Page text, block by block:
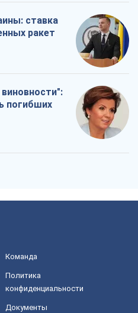
ставка
ракет
погибших
Команда
Политика
конфиденциальности
Документы